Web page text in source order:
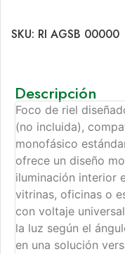
SKU: RI AGSB 00000
Descripción
Foco de riel
(no incluida),
monofásico
ofrece un diseño
iluminación interior
vitrinas, oficinas o
con voltaje
la luz según el
en una solución